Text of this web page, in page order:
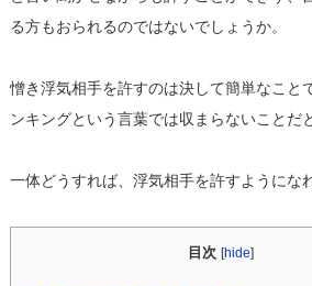
る方もおられるのではないでしょうか。
憎き浮気相手を許すのは決して簡単なこと
ンキングという言葉では収まらないことだ
一体どうすれば、浮気相手を許すようにな
目次 [hide]